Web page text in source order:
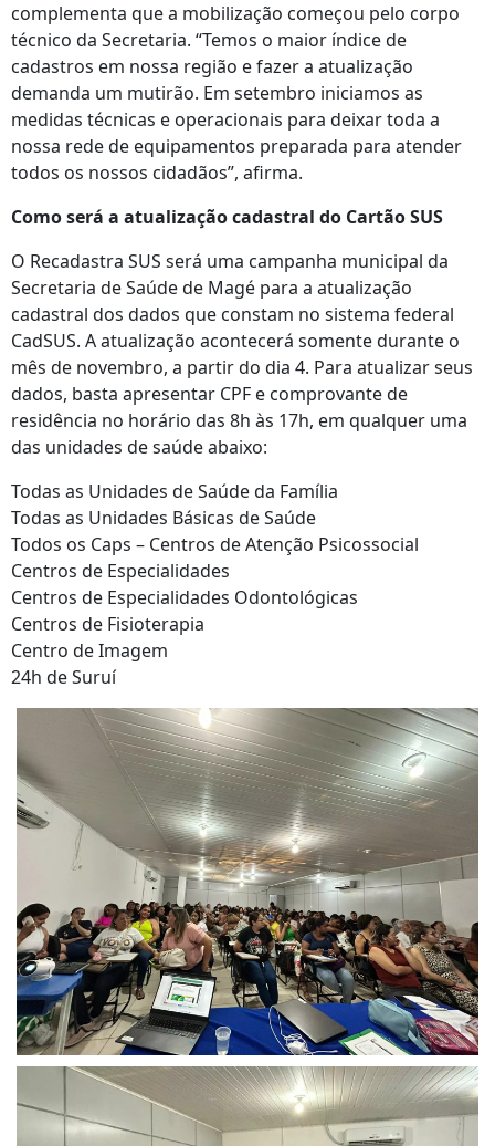
complementa que a mobilização começou pelo corpo
técnico da Secretaria. “Temos o maior índice de
cadastros em nossa região e fazer a atualização
demanda um mutirão. Em setembro iniciamos as
medidas técnicas e operacionais para deixar toda a
nossa rede de equipamentos preparada para atender
todos os nossos cidadãos”, afirma.
Como será a atualização cadastral do Cartão SUS
O Recadastra SUS será uma campanha municipal da
Secretaria de Saúde de Magé para a atualização
cadastral dos dados que constam no sistema federal
CadSUS. A atualização acontecerá somente durante o
mês de novembro, a partir do dia 4. Para atualizar seus
dados, basta apresentar CPF e comprovante de
residência no horário das 8h às 17h, em qualquer uma
das unidades de saúde abaixo:
Todas as Unidades de Saúde da Família
Todas as Unidades Básicas de Saúde
Todos os Caps – Centros de Atenção Psicossocial
Centros de Especialidades
Centros de Especialidades Odontológicas
Centros de Fisioterapia
Centro de Imagem
24h de Suruí